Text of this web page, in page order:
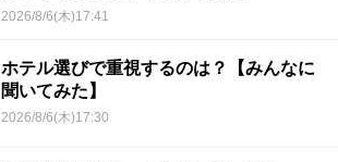
2026/8/6(木)17:41
ホテル選びで重視するのは？【みんなに
聞いてみた】
2026/8/6(木)17:30